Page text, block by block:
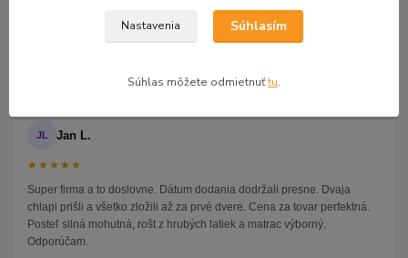
JL Jan L.
★★★★★
Super firma a to doslovne. Dátum dodania dodržali presne. Dvaja
chlapi prišli a všetko zložili až za prvé dvere. Cena za tovar perfektná.
Posteľ silná mohutná, rošt z hrubých latiek a matrac výborný.
Odporúčam.
Nastavenia Súhlasím
Súhlas môžete odmietnuťtu.